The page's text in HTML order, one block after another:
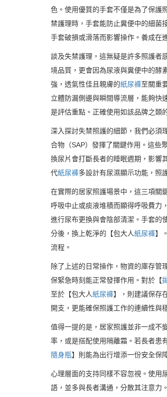
色。使用優質的手套不僅是為了保護
禁護理時，手套能防止糞便中的細菌
手套破損或滑落而影響操作。養成在
談及失禁護理，這無疑是許多照護者
境品質，更會因為尿液與糞便中的酵
強，透氣性佳且親膚的紙尿褲至關重
立體防漏側邊與瞬間導流層，能夠快
是評估重點。正確使用如該品牌之類
深入探討失禁照護的細節，我們必須
合物（SAP）發揮了關鍵作用。這些
換尿片會打斷長者的睡眠週期，影響
代紙尿褲多設計有尿濕顯示功能，照
在實際的居家照護場景中，這三項關
呼吸中止或痰液堆積而顯得呼吸費力
進行尿布更換與會陰部清潔。手套的
分後，換上乾淨的【包大人紙尿褲】
流程。
除了上述的日常操作，物資的庫存管
保緊急時刻能正常發揮作用。對於【
至於【包大人紙尿褲】，則建議保存
開支，更能確保照護工作的連續性與
值得一提的是，居家照護並非一成不
率，或是搭配使用隔離霜。若長者患
隨身瓶】則能為出行增添一份安全保
心理層面的支持同樣不容忽視。使用
語，並多與長者溝通，分散其注意力